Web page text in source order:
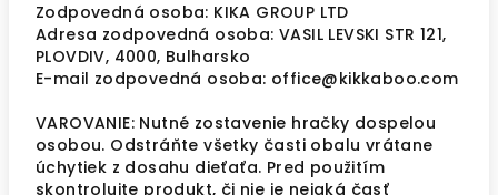
Zodpovedná osoba: KIKA GROUP LTD
Adresa zodpovedná osoba: VASIL LEVSKI STR 121,
PLOVDIV, 4000, Bulharsko
E-mail zodpovedná osoba: office@kikkaboo.com
VAROVANIE: Nutné zostavenie hračky dospelou
osobou. Odstráňte všetky časti obalu vrátane
úchytiek z dosahu dieťaťa. Pred použitím
skontrolujte produkt, či nie je nejaká časť